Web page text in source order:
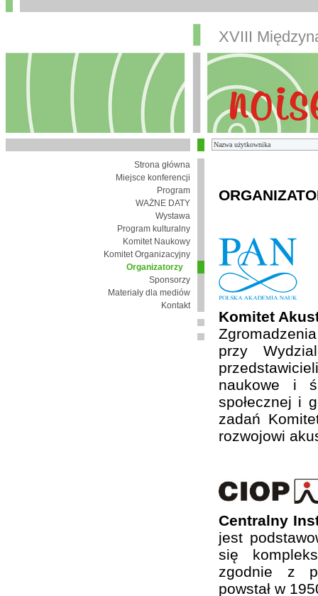
XVIII
Strona główna
Miejsce konferencji
Program
WAŻNE DATY
Wystawa
Program kulturalny
Komitet Naukowy
Komitet Organizacyjny
Organizatorzy
Sponsorzy
Materiały dla mediów
Kontakt
Komitet
przy
naukowe i
społecznej i
zadań
rozwojowi
Centralny
jest
się
zgodnie z
powstał w